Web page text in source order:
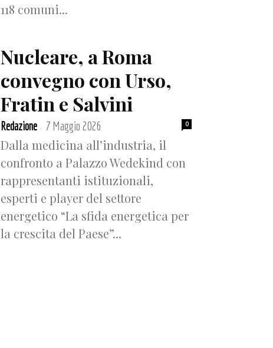
118 comuni...
Nucleare, a Roma
convegno con Urso,
Fratin e Salvini
Redazione - 7 Maggio 2026 0
Dalla medicina all’industria, il
confronto a Palazzo Wedekind con
rappresentanti istituzionali,
esperti e player del settore
energetico “La sfida energetica per
la crescita del Paese”...